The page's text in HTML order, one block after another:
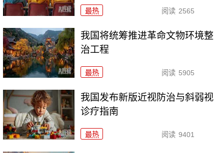
最热 阅读 2565
我国将统筹推进革命文物环境整
治工程
最热 阅读 5905
我国发布新版近视防治与斜弱视
诊疗指南
最热 阅读 9401